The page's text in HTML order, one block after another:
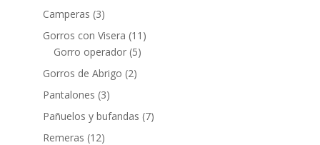
Camperas (3)
Gorros con Visera (11)
Gorro operador (5)
Gorros de Abrigo (2)
Pantalones (3)
Pañuelos y bufandas (7)
Remeras (12)